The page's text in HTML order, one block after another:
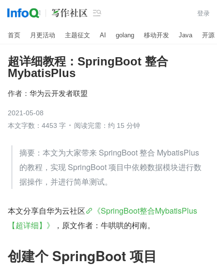
 登录
首页 月更活动 主题征文 AI golang 移动开发 Java 开源
超详细教程：SpringBoot 整合
MybatisPlus
作者： 华为云开发者联盟
2021-05-08
本文字数：4453 字
阅读完需：约 15 分钟
​​​​摘要：本文为大家带来 SpringBoot 整合 MybatisPlus
的教程，实现 SpringBoot 项目中依赖数据模块进行数
据操作，并进行简单测试。
本文分享自华为云社区
《SpringBoot整合MybatisPlus
【超详细】》
，原文作者：牛哄哄的柯南。
创建个 SpringBoot 项目